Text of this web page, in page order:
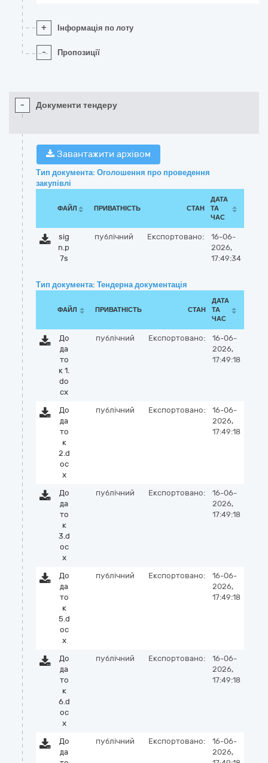
+ Інформація по лоту
- Пропозиції
- Документи тендеру
Завантажити архівом
Тип документа: Оголошення про проведення
закупівлі
ФАЙЛ ПРИВАТНІСТЬ СТАН
ДАТА
ТА
ЧАС
sig
n.p
7s
публічний Експортовано:
16-06-
2026,
17:49:34
Тип документа: Тендерна документація
ФАЙЛ ПРИВАТНІСТЬ СТАН
ДАТА
ТА
ЧАС
До
да
то
к 1.
do
cx
публічний Експортовано:
16-06-
2026,
17:49:18
До
да
то
к
2.d
oc
x
публічний Експортовано:
16-06-
2026,
17:49:18
До
да
то
к
3.d
oc
x
публічний Експортовано:
16-06-
2026,
17:49:18
До
да
то
к
5.d
oc
x
публічний Експортовано:
16-06-
2026,
17:49:18
До
да
то
к
6.d
oc
x
публічний Експортовано:
16-06-
2026,
17:49:18
До
да
публічний Експортовано:
16-06-
2026,